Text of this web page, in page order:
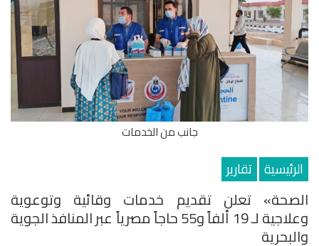
جانب من الخدمات
الرئيسية تقارير
الصحة» تعلن تقديم خدمات وقائية وتوعوية
وعلاجية لـ 19 ألفاً و55 حاجاً مصرياً عبر المنافذ الجوية
والبحرية